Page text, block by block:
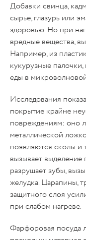
Добавки свинца,
сырье, глазурь или
здоровью. Но при
вредные вещества,
Например, из
кукурузные
еды в
Исследования
покрытие крайне
повреждениям: оно
металлической
появляются сколы и
вызывает выделение
разрушает зубы,
желудка. Царапины,
защитного слоя
при слабом нагреве.
Фарфоровая посуда